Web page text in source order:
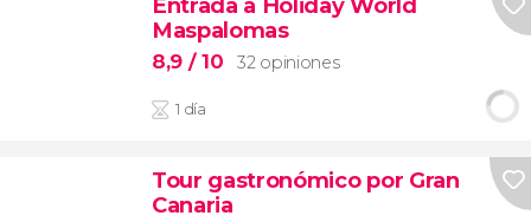
Maspalomas
8,9 / 10 32 opiniones
1 día
Tour gastronómico por Gran
Canaria